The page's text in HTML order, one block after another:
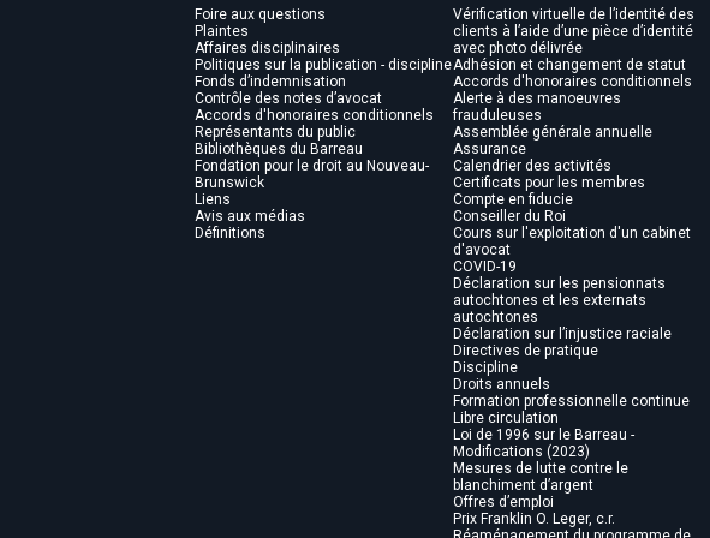
Foire aux questions
Plaintes
Affaires disciplinaires
Politiques sur la publication - discipline
Fonds d’indemnisation
Contrôle des notes d’avocat
Accords d'honoraires conditionnels
Représentants du public
Bibliothèques du Barreau
Fondation pour le droit au Nouveau-
Brunswick
Liens
Avis aux médias
Définitions
Vérification virtuelle de l’identité des
clients à l’aide d’une pièce d’identité
avec photo délivrée
Adhésion et changement de statut
Accords d'honoraires conditionnels
Alerte à des manoeuvres
frauduleuses
Assemblée générale annuelle
Assurance
Calendrier des activités
Certificats pour les membres
Compte en fiducie
Conseiller du Roi
Cours sur l'exploitation d'un cabinet
d'avocat
COVID-19
Déclaration sur les pensionnats
autochtones et les externats
autochtones
Déclaration sur l’injustice raciale
Directives de pratique
Discipline
Droits annuels
Formation professionnelle continue
Libre circulation
Loi de 1996 sur le Barreau -
Modifications (2023)
Mesures de lutte contre le
blanchiment d’argent
Offres d’emploi
Prix Franklin O. Leger, c.r.